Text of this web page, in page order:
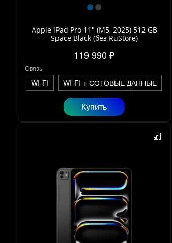
Apple iPad Pro 11" (M5, 2025) 512 GB
Space Black (без RuStore)
119 990 ₽
Связь
WI-FI WI-FI + СОТОВЫЕ ДАННЫЕ
Купить